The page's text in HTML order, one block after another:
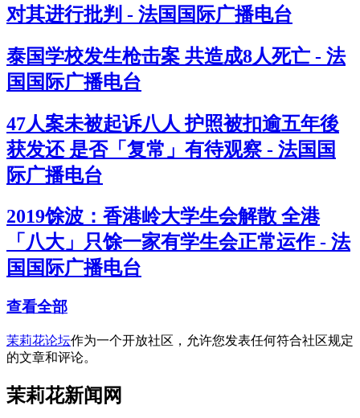
对其进行批判 - 法国国际广播电台
泰国学校发生枪击案 共造成8人死亡 - 法
国国际广播电台
47人案未被起诉八人 护照被扣逾五年後
获发还 是否「复常」有待观察 - 法国国
际广播电台
2019馀波：香港岭大学生会解散 全港
「八大」只馀一家有学生会正常运作 - 法
国国际广播电台
查看全部
茉莉花论坛作为一个开放社区，允许您发表任何符合社区规定
的文章和评论。
茉莉花新闻网